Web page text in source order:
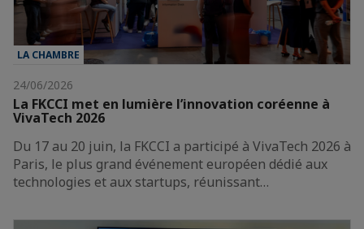
LA CHAMBRE
24/06/2026
La FKCCI met en lumière l’innovation coréenne à
VivaTech 2026
Du 17 au 20 juin, la FKCCI a participé à VivaTech 2026 à
Paris, le plus grand événement européen dédié aux
technologies et aux startups, réunissant…